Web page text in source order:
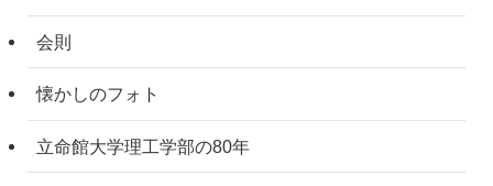
会則
懐かしのフォト
立命館大学理工学部の80年